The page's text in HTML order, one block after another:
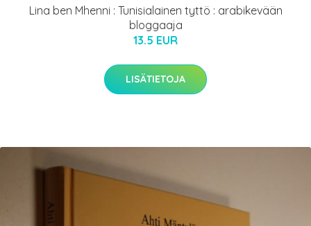
Lina ben Mhenni : Tunisialainen tyttö : arabikevään
bloggaaja
13.5 EUR
LISÄTIETOJA